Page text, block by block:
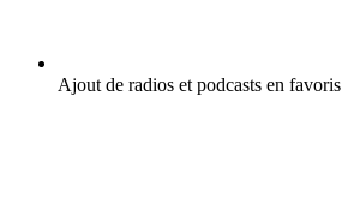
Ajout de radios et podcasts en favoris